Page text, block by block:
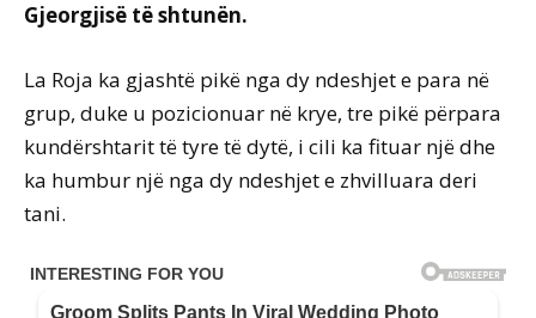
Gjeorgjisë të shtunën.
La Roja ka gjashtë pikë nga dy ndeshjet e para në
grup, duke u pozicionuar në krye, tre pikë përpara
kundërshtarit të tyre të dytë, i cili ka fituar një dhe
ka humbur një nga dy ndeshjet e zhvilluara deri
tani.